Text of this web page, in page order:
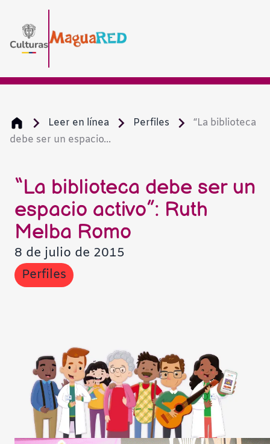
Leer en línea Perfiles
“La biblioteca
debe ser un espacio...
“La biblioteca debe ser un
espacio activo”: Ruth
Melba Romo
8 de julio de 2015
Perfiles
Subrayar enlaces
Fuente legible
Restablecer